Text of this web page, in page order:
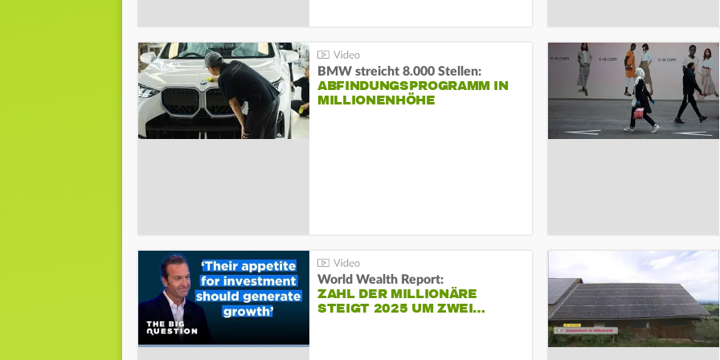
BMW streicht 8.000 Stellen:
ABFINDUNGSPROGRAMM IN
MILLIONENHÖHE
World Wealth Report:
ZAHL DER MILLIONÄRE
STEIGT 2025 UM ZWEI…